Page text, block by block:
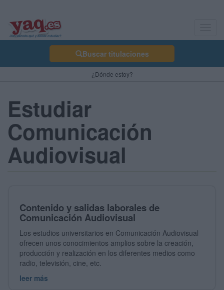
Buscar titulaciones
¿Dónde estoy?
Estudiar
Comunicación
Audiovisual
Contenido y salidas laborales de
Comunicación Audiovisual
Los estudios universitarios en Comunicación Audiovisual
ofrecen unos conocimientos amplios sobre la creación,
producción y realización en los diferentes medios como
radio, televisión, cine, etc.
leer más